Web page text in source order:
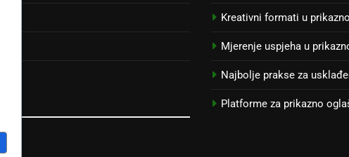
Kreativni formati u
Mjerenje uspjeha u
Najbolje prakse za
Platforme za prikazno